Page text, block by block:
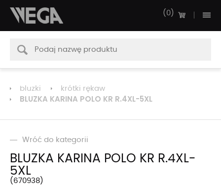
0
bluzki krótki rękaw
BLUZKA KARINA POLO KR R.4XL-5XL
Wróć do kategorii
BLUZKA KARINA POLO KR R.4XL-
5XL
670938